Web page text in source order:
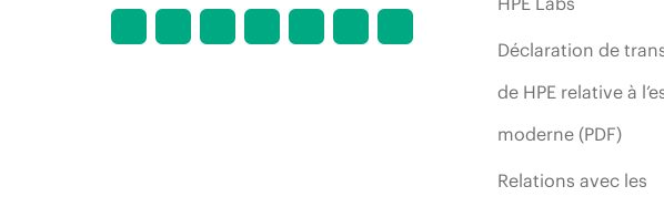
Déclaration de
de HPE relative à
moderne (PDF)
Relations avec les